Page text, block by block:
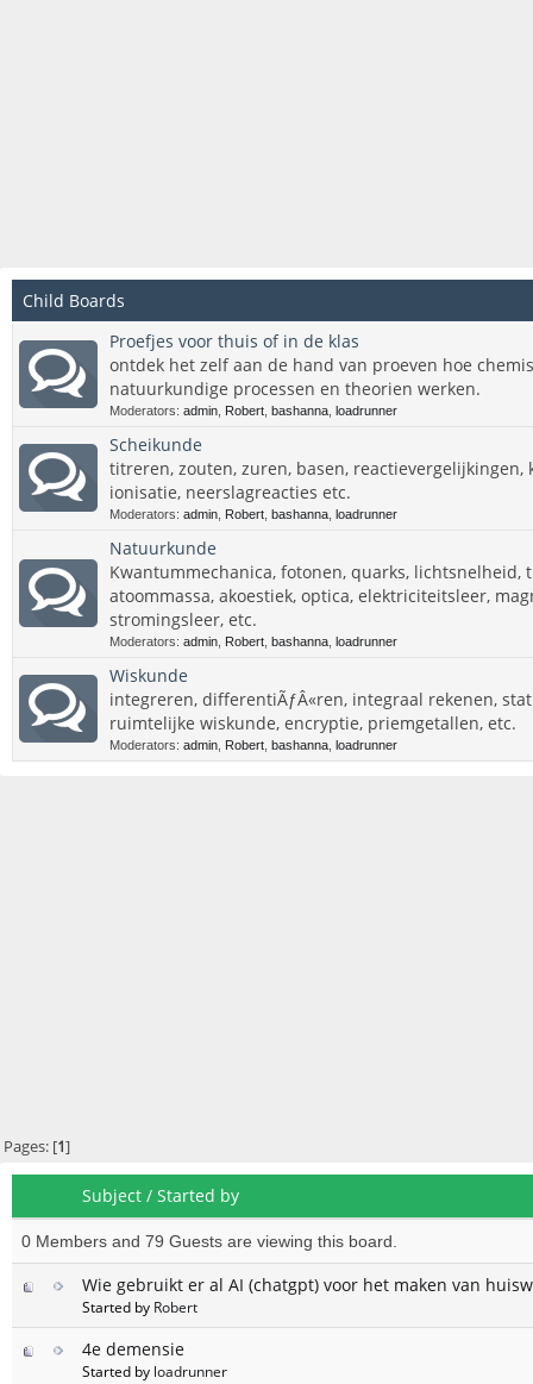
Child Boards
Proefjes voor thuis of in de klas
ontdek het zelf aan de hand van proeven hoe
natuurkundige processen en theorien werken.
Moderators: admin Robert bashanna loadrunner
Scheikunde
titreren, zouten, zuren, basen, reactievergelijkingen,
ionisatie, neerslagreacties etc.
Moderators: admin Robert bashanna loadrunner
Natuurkunde
Kwantummechanica, fotonen, quarks, lichtsnelheid,
atoommassa, akoestiek, optica, elektriciteitsleer,
stromingsleer, etc.
Moderators: admin Robert bashanna loadrunner
Wiskunde
integreren, differentiÃƒÂ«ren, integraal rekenen,
ruimtelijke wiskunde, encryptie, priemgetallen, etc.
Moderators: admin Robert bashanna loadrunner
Pages: [1]
Subject / Started by
0 Members and 79 Guests are viewing this board.
Wie gebruikt er al AI (chatgpt) voor het maken van
Started by Robert
4e demensie
Started by loadrunner